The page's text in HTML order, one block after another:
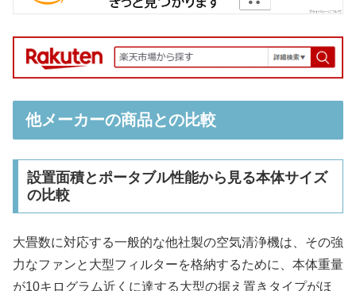
他メーカーの商品との比較
設置面積とポータブル性能から見る本体サイズ
の比較
大畳数に対応する一般的な他社製の空気清浄機は、その強
力なファンと大型フィルターを格納するために、本体重量
が10キログラム近くに達する大型の据え置きタイプがほ